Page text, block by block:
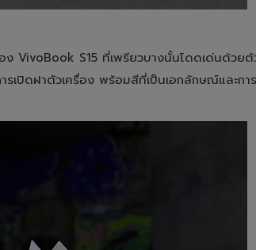
VivoBook S15 ที่เพรียวบางนั้นโดดเด่นด้วยตั
เปิดฝาตัวเครื่อง พร้อมสีที่เป็นเอกลักษณ์และก